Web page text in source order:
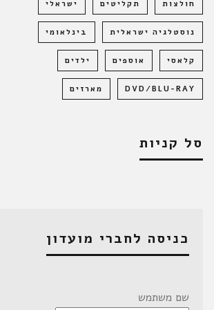
חולצות תקליטים ישראלי
נוסטלגיה ישראלית בינלאומי
קלאסי אוספים ילדים
DVD/BLU-RAY מארזים
סל קניות
כניסה לחברי מועדון
שם משתמש